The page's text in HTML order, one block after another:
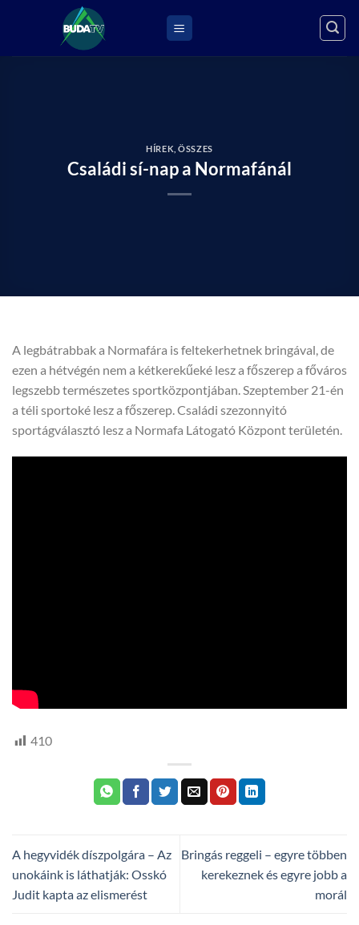
HÍREK ,ÖSSZES
Családi sí-nap a Normafánál
A legbátrabbak a Normafára is feltekerhetnek bringával, de
ezen a hétvégén nem a kétkerekűeké lesz a főszerep a főváros
legszebb természetes sportközpontjában. Szeptember 21-én
a téli sportoké lesz a főszerep. Családi szezonnyitó
sportágválasztó lesz a Normafa Látogató Központ területén.
410
A hegyvidék díszpolgára – Az
unokáink is láthatják: Osskó
Judit kapta az elismerést
Bringás reggeli – egyre többen
kerekeznek és egyre jobb a
morál